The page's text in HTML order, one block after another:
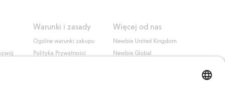
Warunki i zasady
Ogólne warunki zakupu
Polityka Prywatności
Więcej od nas
Newbie United Kingdom
Newbie Global